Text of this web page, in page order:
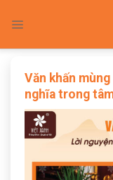
Văn khấn
nghĩa trong